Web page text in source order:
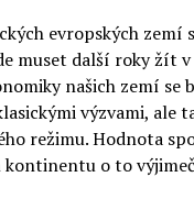
evropských zemí
muset další roky žít
našich zemí se
výzvami, ale
režimu. Hodnota
kontinentu o to